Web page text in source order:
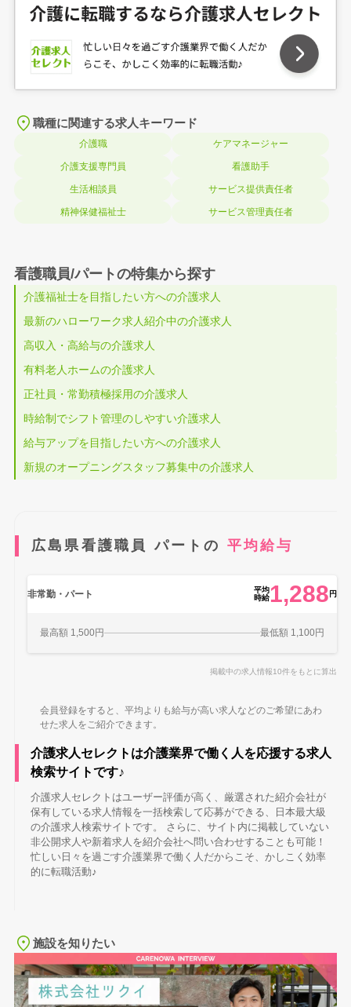
職種に関連する求人キーワード
介護職 ケアマネージャー
介護支援専門員 看護助手
生活相談員 サービス提供責任者
精神保健福祉士 サービス管理責任者
看護職員/パートの特集から探す
介護福祉士を目指したい方への介護求人
最新のハローワーク求人紹介中の介護求人
高収入・高給与の介護求人
有料老人ホームの介護求人
正社員・常勤積極採用の介護求人
時給制でシフト管理のしやすい介護求人
給与アップを目指したい方への介護求人
新規のオープニングスタッフ募集中の介護求人
広島県看護職員 パートの 平均給与
非常勤・パート
平均
時給1,288 円
最高額 1,500円 最低額 1,100円
掲載中の求人情報10件をもとに算出
会員登録をすると、平均よりも給与が高い求人などのご希望にあわ
せた求人をご紹介できます。
介護求人セレクトは介護業界で働く人を応援する求人
検索サイトです♪
介護求人セレクトはユーザー評価が高く、厳選された紹介会社が
保有している求人情報を一括検索して応募ができる、日本最大級
の介護求人検索サイトです。 さらに、サイト内に掲載していない
非公開求人や新着求人を紹介会社へ問い合わせすることも可能！
忙しい日々を過ごす介護業界で働く人だからこそ、かしこく効率
的に転職活動♪
施設を知りたい